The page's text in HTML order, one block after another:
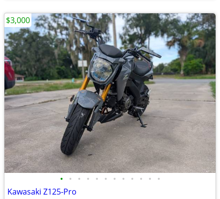
• • • • • • • • • • • •
Kawasaki Z125-Pro
$3,000